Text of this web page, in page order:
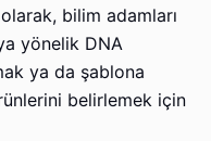
bilim adamları
yönelik DNA
ya da şablona
belirlemek için